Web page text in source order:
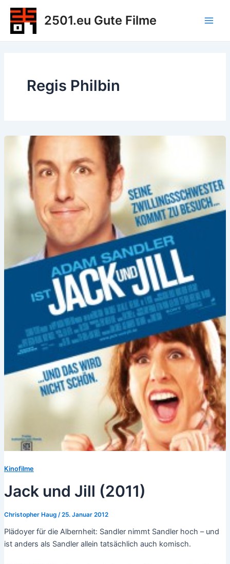
Zum
Inhalt
springen
2501.eu Gute Filme
Regis Philbin
Kinofilme
Jack und Jill (2011)
Christopher Haug /25. Januar 2012
Plädoyer für die Albernheit: Sandler nimmt Sandler hoch – und
ist anders als Sandler allein tatsächlich auch komisch.